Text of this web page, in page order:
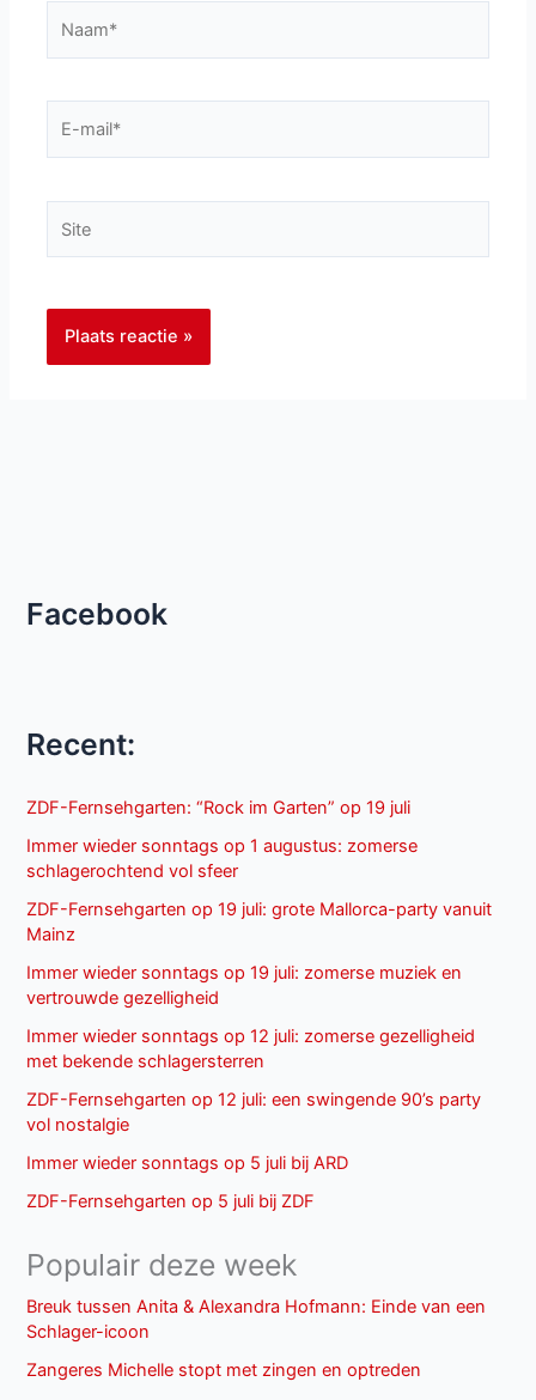
mail*
Facebook
Recent:
ZDF-Fernsehgarten: “Rock im Garten” op 19 juli
Immer wieder sonntags op 1 augustus: zomerse
schlagerochtend vol sfeer
ZDF-Fernsehgarten op 19 juli: grote Mallorca-party vanuit
Mainz
Immer wieder sonntags op 19 juli: zomerse muziek en
vertrouwde gezelligheid
Immer wieder sonntags op 12 juli: zomerse gezelligheid
met bekende schlagersterren
ZDF-Fernsehgarten op 12 juli: een swingende 90’s party
vol nostalgie
Immer wieder sonntags op 5 juli bij ARD
ZDF-Fernsehgarten op 5 juli bij ZDF
Populair deze week
Breuk tussen Anita & Alexandra Hofmann: Einde van een
Schlager-icoon
Zangeres Michelle stopt met zingen en optreden